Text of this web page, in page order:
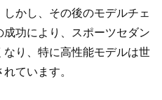
かし、その後のモデルチェ
功により、スポーツセダン
なり、特に高性能モデルは世
ています。